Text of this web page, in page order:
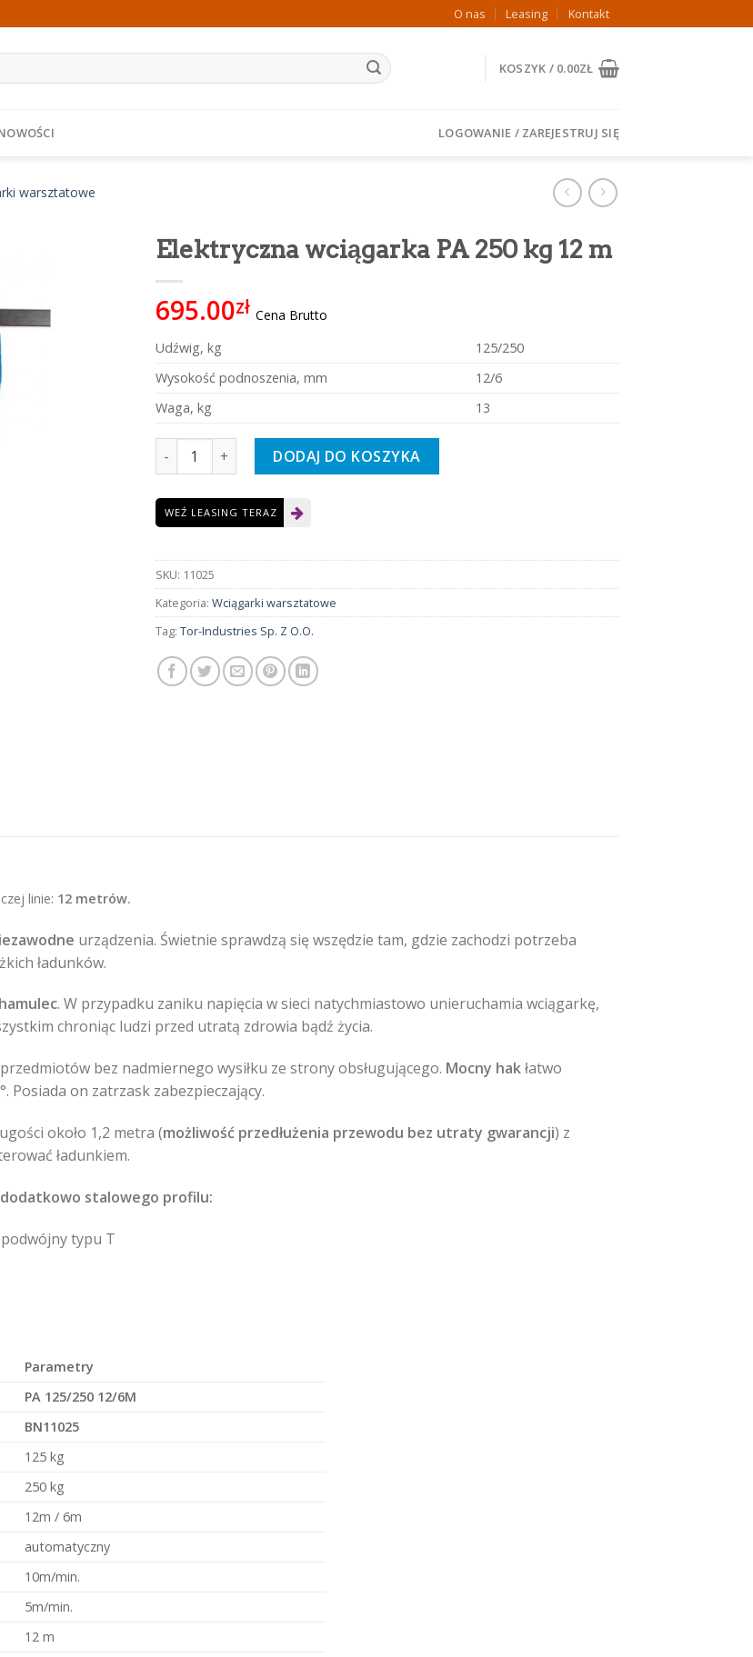
O nas Leasing Kontakt
KOSZYK / 0.00ZŁ
LOGOWANIE / ZAREJESTRUJ SIĘ
warsztatowe
Elektryczna wciągarka PA 250 kg 12 m
695.00zł Cena Brutto
Udźwig, kg
125/250
Wysokość podnoszenia, mm
12/6
Waga, kg
13
ilość Elektryczna wciągarka PA 250 kg 12 m
DODAJ DO KOSZYKA
WEŹ LEASING TERAZ
SKU: 11025
Kategoria: Wciągarki warsztatowe
Tag: Tor-Industries Sp. Z O.O.
linie: 12 metrów.
urządzenia. Świetnie sprawdzą się wszędzie tam, gdzie zachodzi potrzeba
ładunków.
. W przypadku zaniku napięcia w sieci natychmiastowo unieruchamia wciągarkę,
chroniąc ludzi przed utratą zdrowia bądź życia.
bez nadmiernego wysiłku ze strony obsługującego. Mocny hakłatwo
Posiada on zatrzask zabezpieczający.
około 1,2 metra (możliwość przedłużenia przewodu bez utraty gwarancji) z
ładunkiem.
stalowego profilu:
typu T
Parametry
PA 125/250 12/6M
BN11025
125 kg
250 kg
12m / 6m
automatyczny
10m/min.
5m/min.
12 m